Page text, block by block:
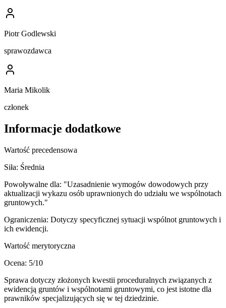
Piotr Godlewski
sprawozdawca
Maria Mikolik
członek
Informacje dodatkowe
Wartość precedensowa
Siła: Średnia
Powoływalne dla: "Uzasadnienie wymogów dowodowych przy
aktualizacji wykazu osób uprawnionych do udziału we wspólnotach
gruntowych."
Ograniczenia: Dotyczy specyficznej sytuacji wspólnot gruntowych i
ich ewidencji.
Wartość merytoryczna
Ocena: 5/10
Sprawa dotyczy złożonych kwestii proceduralnych związanych z
ewidencją gruntów i wspólnotami gruntowymi, co jest istotne dla
prawników specjalizujących się w tej dziedzinie.